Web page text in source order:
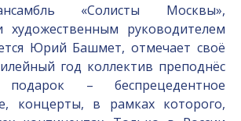
«Солисты Москвы»,
художественным руководителем
Юрий Башмет, отмечает своё
год коллектив преподнёс
подарок – беспрецедентное
концерты, в рамках которого,